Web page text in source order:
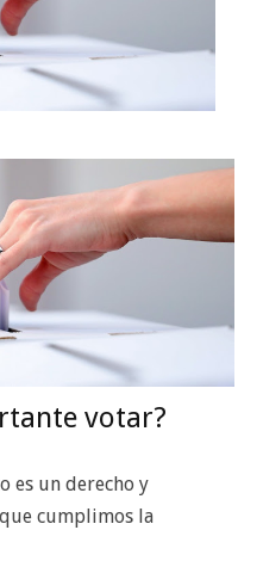
votar?
es un derecho y
cumplimos la